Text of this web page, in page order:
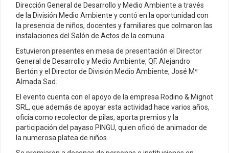
Dirección General de Desarrollo y Medio Ambiente a través
de la División Medio Ambiente y contó en la oportunidad con
la presencia de niños, docentes y familiares que colmaron las
instalaciones del Salón de Actos de la comuna.
Estuvieron presentes en mesa de presentación el Director
General de Desarrollo y Medio Ambiente, QF. Alejandro
Bertón y el Director de División Medio Ambiente, José Mª
Almada Sad.
El evento cuenta con el apoyo de la empresa Rodino & Mignot
SRL, que además de apoyar esta actividad hace varios años,
oficia como recolector de pilas, aporta premios y la
participación del payaso PINGU, quien ofició de animador de
la numerosa platea de niños.